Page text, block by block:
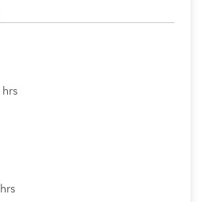
hrs
hrs